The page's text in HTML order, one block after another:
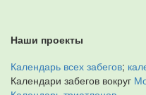
Наши проекты
Календарь всех забегов;
Календари забегов вокруг